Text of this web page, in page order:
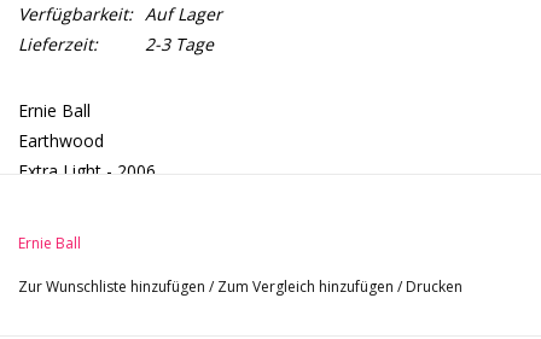
Verfügbarkeit: Auf Lager
Lieferzeit:
2-3 Tage
Ernie Ball
Earthwood
Extra Light - 2006
Ernie Ball
Zur Wunschliste hinzufügen / Zum Vergleich hinzufügen / Drucken